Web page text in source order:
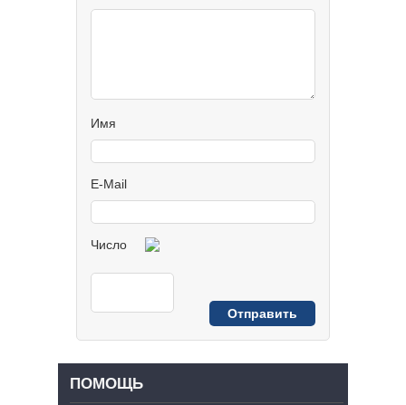
Имя
E-Mail
Число
ПОМОЩЬ